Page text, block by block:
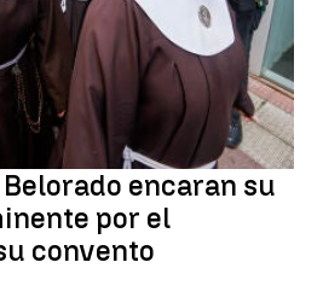
encaran su
por el
convento